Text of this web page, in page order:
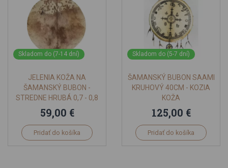
Skladom do (7-14 dní)
JELENIA KOŽA NA
ŠAMANSKÝ BUBON -
STREDNE HRUBÁ 0,7 - 0,8
MM OHOLENÁ 81-82 CM
59,00 €
Pridať do košíka
Skladom do (5-7 dní)
ŠAMANSKÝ BUBON SAAMI
KRUHOVÝ 40CM - KOZIA
KOŽA
125,00 €
Pridať do košíka